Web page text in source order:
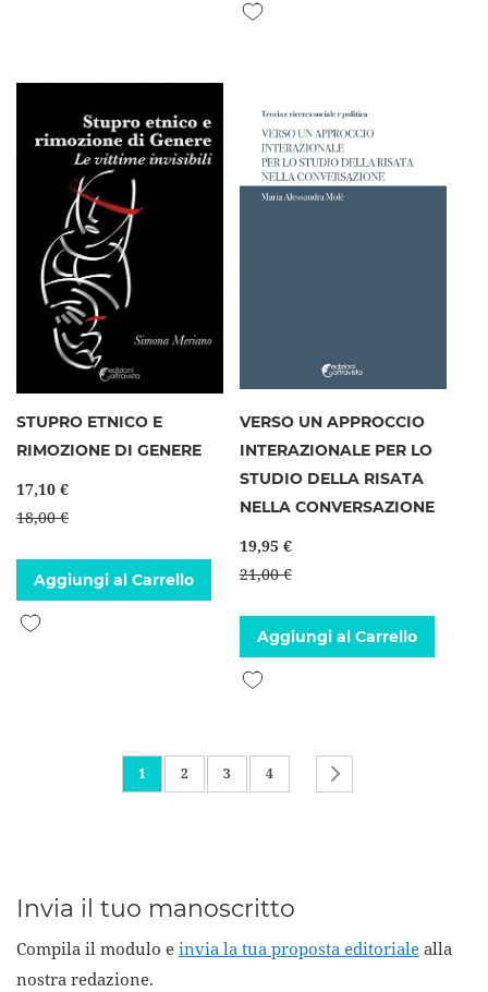
Aggiungi alla lista desideri
STUPRO ETNICO E
RIMOZIONE DI GENERE
17,10 €
18,00 €
Aggiungi al Carrello
Aggiungi alla lista desideri
VERSO UN APPROCCIO
INTERAZIONALE PER LO
STUDIO DELLA RISATA
NELLA CONVERSAZIONE
19,95 €
21,00 €
Aggiungi al Carrello
Aggiungi alla lista desideri
Pagina
Attualmente stai leggendo la pagina
1 Pagina
2 Pagina
3 Pagina
4
Invia il tuo manoscritto
Compila il modulo e invia la tua proposta editoriale alla
nostra redazione.